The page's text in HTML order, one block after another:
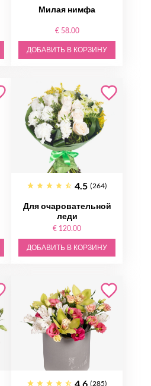
Милая нимфа
€ 58.00
ДОБАВИТЬ В КОРЗИНУ
4.5 (264)
Для очаровательной
леди
€ 120.00
ДОБАВИТЬ В КОРЗИНУ
4.6 (285)